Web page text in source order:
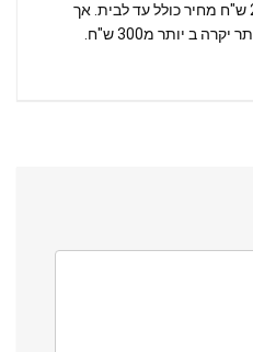
ניסיתי להזמין. המחיר כאן 2,417 ש"ח מחיר כולל עד לבית. אך
משום מה במזון המחיר הסופי יותר יקרה ב יותר מ300 ש"ח.